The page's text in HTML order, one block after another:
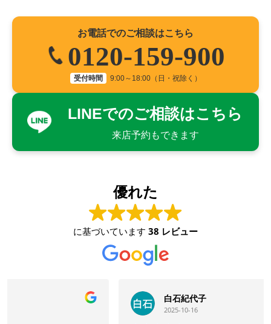
お電話でのご相談はこちら
0120-159-900
受付時間 9:00～18:00（日・祝除く）
LINEでのご相談はこちら
来店予約もできます
優れた
に基づいています 38 レビュー
白石紀代子